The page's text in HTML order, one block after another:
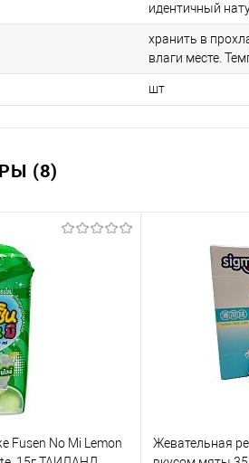
идентичный
хранить в
влаги месте.
шт
(8)
Fusen No Mi Lemon
Жевательная